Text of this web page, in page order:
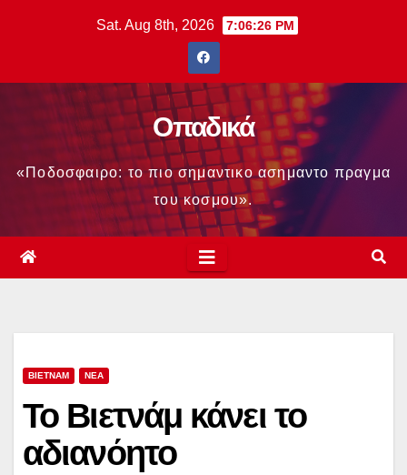
Sat. Aug 8th, 2026 7:06:27 PM
Οπαδικά
«Ποδοσφαιρο: το πιο σημαντικο ασημαντο πραγμα
του κοσμου».
ΒΙΕΤΝΑΜ ΝΕΑ
Το Βιετνάμ κάνει το
αδιανόητο